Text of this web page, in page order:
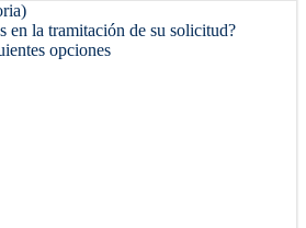
en la tramitación de su solicitud?
opciones